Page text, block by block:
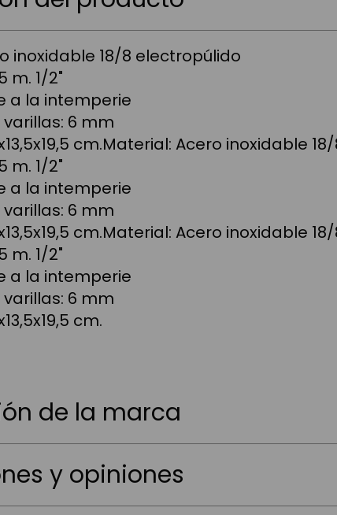
inoxidable 18/8 electropúlido
m. 1/2"
a la intemperie
6 mm
cm.Material: Acero inoxidable
m. 1/2"
a la intemperie
6 mm
cm.Material: Acero inoxidable
m. 1/2"
a la intemperie
6 mm
cm.
de la marca
y opiniones